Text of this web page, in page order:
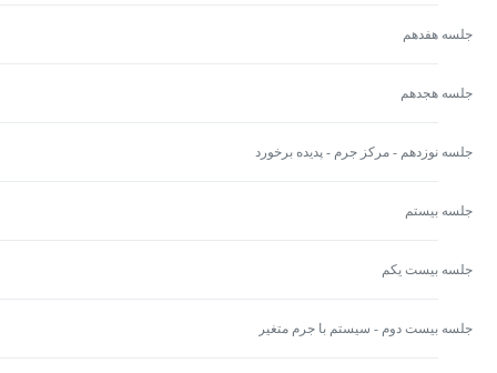
جلسه هفدهم
جلسه هجدهم
جلسه نوزدهم - مرکز جرم - پدیده برخورد
جلسه بیستم
جلسه بیست یکم
جلسه بیست دوم - سیستم با جرم متغیر